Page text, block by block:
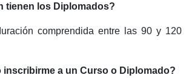
tienen los Diplomados?
comprendida entre las 90 y 120
inscribirme a un Curso o Diplomado?